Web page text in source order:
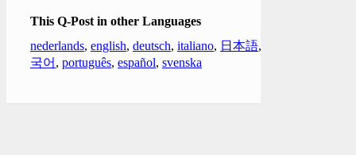
This Q-Post in other Languages
nederlands, english, deutsch, italiano, 日本語,
국어 , português, español, svenska